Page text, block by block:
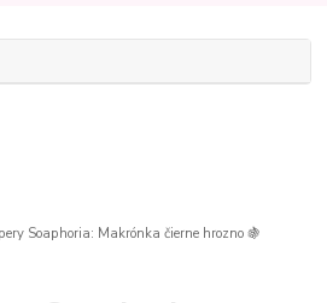
Soaphoria: Makrónka čierne hrozno 🍇